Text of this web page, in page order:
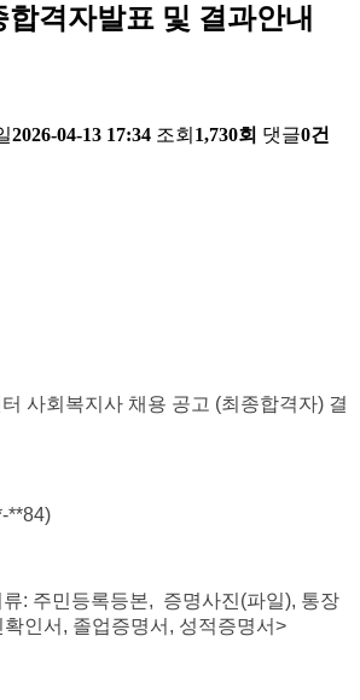
격자발표 및 결과안내
2026-04-13 17:34 조회 1,730회 댓글0건
사회복지사 채용 공고 (최종합격자) 결
**84)
: 주민등록등본, 증명사진 (파일), 통장
인서 , 졸업증명서, 성적증명서>